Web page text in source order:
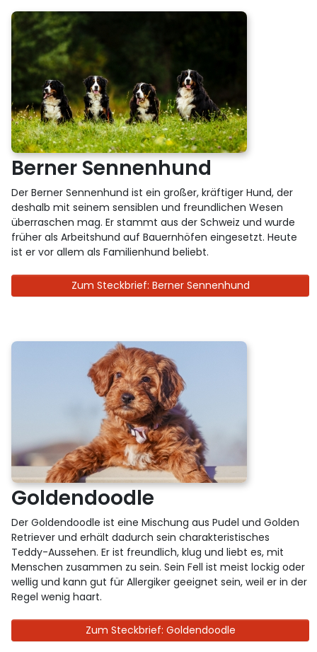
Berner Sennenhund
Der Berner Sennenhund ist ein großer, kräftiger Hund, der
deshalb mit seinem sensiblen und freundlichen Wesen
überraschen mag. Er stammt aus der Schweiz und wurde
früher als Arbeitshund auf Bauernhöfen eingesetzt. Heute
ist er vor allem als Familienhund beliebt.
Zum Steckbrief: Berner Sennenhund
Goldendoodle
Der Goldendoodle ist eine Mischung aus Pudel und Golden
Retriever und erhält dadurch sein charakteristisches
Teddy-Aussehen. Er ist freundlich, klug und liebt es, mit
Menschen zusammen zu sein. Sein Fell ist meist lockig oder
wellig und kann gut für Allergiker geeignet sein, weil er in der
Regel wenig haart.
Zum Steckbrief: Goldendoodle